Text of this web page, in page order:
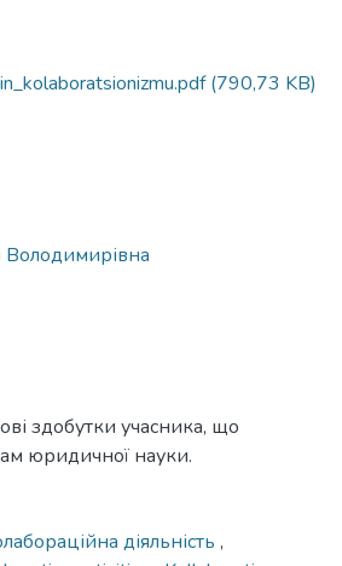
(790,73 KB)
Володимирівна
здобутки учасника, що
юридичної науки.
діяльність ,